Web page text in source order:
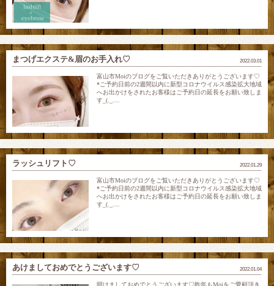
2022.03.01
まつげエクステ&眉のお手入れ♡
富山市Moiのブログをご覧いただきありがとうございます♡
*ご予約日前の2週間以内に新型コロナウイルス感染拡大地域
へお出かけをされたお客様はご予約日の延長をお願い致しま
す_(._....
2022.01.29
ラッシュリフト♡
富山市Moiのブログをご覧いただきありがとうございます♡
*ご予約日前の2週間以内に新型コロナウイルス感染拡大地域
へお出かけをされたお客様はご予約日の延長をお願い致しま
す_(._....
2022.01.04
あけましておめでとうございます♡
明けましておめでとうございます♡昨年もMoiをご愛顧頂き